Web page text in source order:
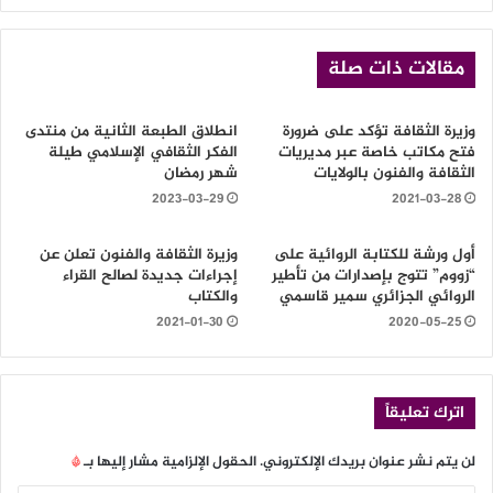
مقالات ذات صلة
وزيرة الثقافة تؤكد على ضرورة
فتح مكاتب خاصة عبر مديريات
الثقافة والفنون بالولايات
2021-03-28
انطلاق الطبعة الثانية من منتدى
الفكر الثقافي الإسلامي طيلة
شهر رمضان
2023-03-29
أول ورشة للكتابة الروائية على
“زووم” تتوج بإصدارات من تأطير
الروائي الجزائري سمير قاسمي
2020-05-25
وزيرة الثقافة والفنون تعلن عن
إجراءات جديدة لصالح القراء
والكتاب
2021-01-30
اترك تعليقاً
لن يتم نشر عنوان بريدك الإلكتروني.الحقول الإلزامية مشار إليها بـ*